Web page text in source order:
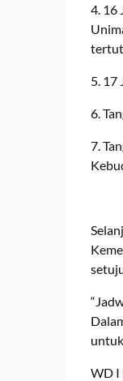
4. 16
5. 17
6.
7.
WD I